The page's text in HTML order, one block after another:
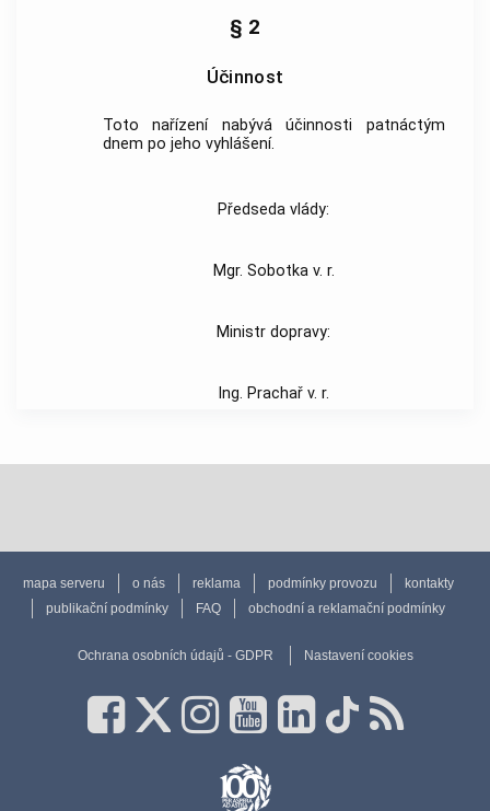
§ 2
Účinnost
Toto nařízení nabývá účinnosti patnáctým
dnem po jeho vyhlášení.
Předseda vlády:
Mgr. Sobotka v. r.
Ministr dopravy:
Ing. Prachař v. r.
mapa serveru o nás reklama podmínky provozu
kontakty
publikační podmínky
FAQ obchodní a reklamační podmínky
Ochrana osobních údajů - GDPR Nastavení cookies